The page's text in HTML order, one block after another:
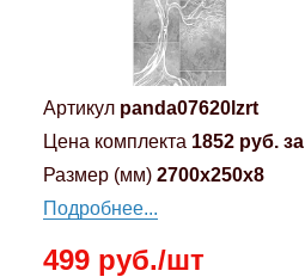
Артикул panda07620lzrt
Цена комплекта 1852 руб.
Размер (мм) 2700x250x8
Подробнее...
499 руб./шт